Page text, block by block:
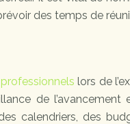
des temps de
lors de
de
calendriers, des